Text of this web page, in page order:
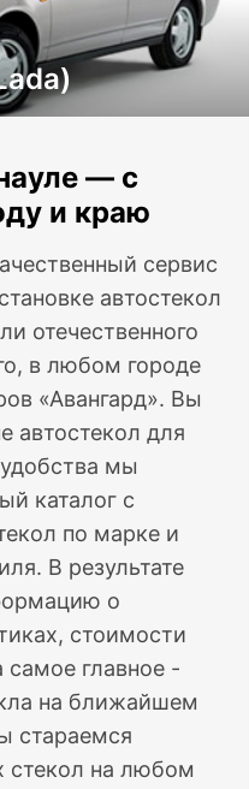
— с
и краю
сервис
автостекол
отечественного
в любом городе
«Авангард». Вы
автостекол для
мы
каталог с
по марке и
В результате
о
стоимости
самое главное -
на ближайшем
стараемся
стекол на любом